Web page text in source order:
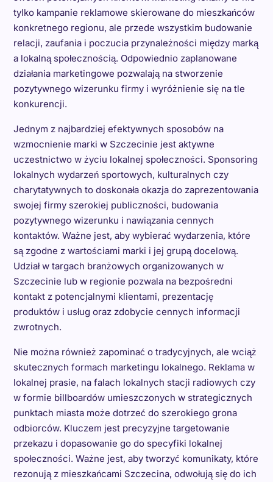
tylko kampanie reklamowe skierowane do mieszkańców
konkretnego regionu, ale przede wszystkim budowanie
relacji, zaufania i poczucia przynależności między marką
a lokalną społecznością. Odpowiednio zaplanowane
działania marketingowe pozwalają na stworzenie
pozytywnego wizerunku firmy i wyróżnienie się na tle
konkurencji.
Jednym z najbardziej efektywnych sposobów na
wzmocnienie marki w Szczecinie jest aktywne
uczestnictwo w życiu lokalnej społeczności. Sponsoring
lokalnych wydarzeń sportowych, kulturalnych czy
charytatywnych to doskonała okazja do zaprezentowania
swojej firmy szerokiej publiczności, budowania
pozytywnego wizerunku i nawiązania cennych
kontaktów. Ważne jest, aby wybierać wydarzenia, które
są zgodne z wartościami marki i jej grupą docelową.
Udział w targach branżowych organizowanych w
Szczecinie lub w regionie pozwala na bezpośredni
kontakt z potencjalnymi klientami, prezentację
produktów i usług oraz zdobycie cennych informacji
zwrotnych.
Nie można również zapominać o tradycyjnych, ale wciąż
skutecznych formach marketingu lokalnego. Reklama w
lokalnej prasie, na falach lokalnych stacji radiowych czy
w formie billboardów umieszczonych w strategicznych
punktach miasta może dotrzeć do szerokiego grona
odbiorców. Kluczem jest precyzyjne targetowanie
przekazu i dopasowanie go do specyfiki lokalnej
społeczności. Ważne jest, aby tworzyć komunikaty, które
rezonują z mieszkańcami Szczecina, odwołują się do ich